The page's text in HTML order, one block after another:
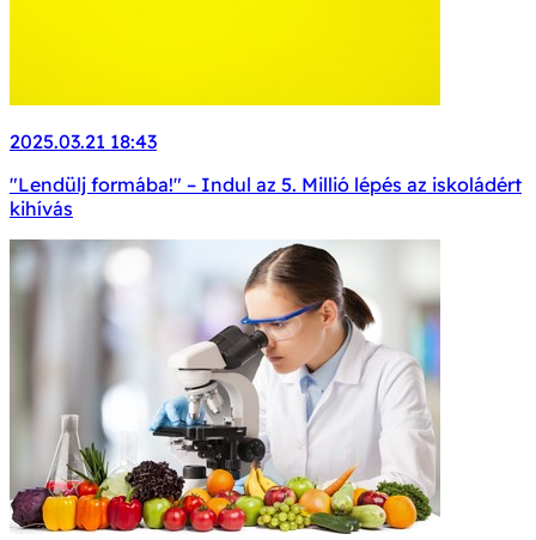
2025.03.21 18:43
"Lendülj formába!" – Indul az 5. Millió lépés az iskoládért
kihívás